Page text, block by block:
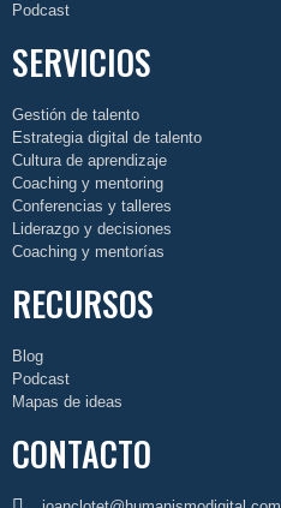
Podcast
SERVICIOS
Gestión de talento
Estrategia digital de talento
Cultura de aprendizaje
Coaching y mentoring
Conferencias y talleres
Liderazgo y decisiones
Coaching y mentorías
RECURSOS
Blog
Podcast
Mapas de ideas
CONTACTO